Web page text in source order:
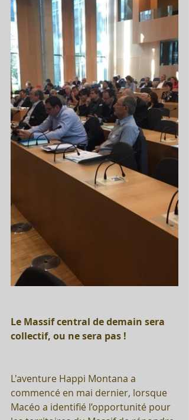
Le Massif central de demain sera
collectif, ou ne sera pas !
L'aventure Happi Montana a
commencé en mai dernier, lorsque
Macéo a identifié l’opportunité pour